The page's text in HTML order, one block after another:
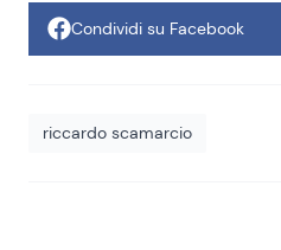
Condividi su Facebook
riccardo scamarcio